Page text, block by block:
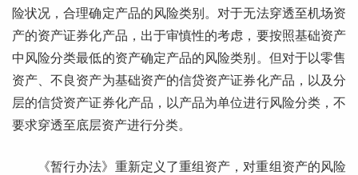
险状况，合理确定产品的风险类别。对于无法穿透至机场资
产的资产证券化产品，出于审慎性的考虑，要按照基础资产
中风险分类最低的资产确定产品的风险类别。但对于以零售
资产、不良资产为基础资产的信贷资产证券化产品，以及分
层的信贷资产证券化产品，以产品为单位进行风险分类，不
要求穿透至底层资产进行分类。
《暂行办法》重新定义了重组资产，对重组资产的风险